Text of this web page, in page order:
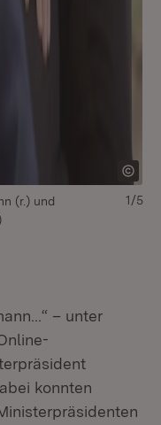
(r.) und
1/5
– unter
konnten